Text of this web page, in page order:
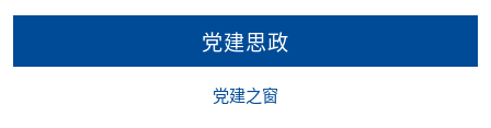
党建思政
党建之窗